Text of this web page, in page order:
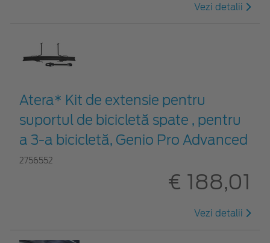
Vezi detalii
Atera* Kit de extensie pentru
suportul de bicicletă spate , pentru
a 3-a bicicletă, Genio Pro Advanced
2756552
€ 188,01
Vezi detalii